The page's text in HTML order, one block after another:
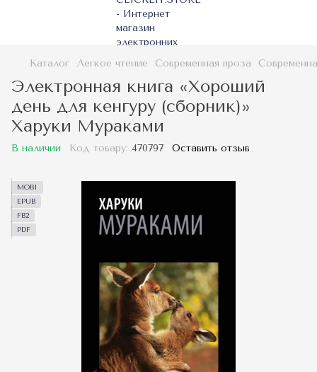
Каталог Легкое чтение Современная проза
Электронная книга «Хороший
день для кенгуру (сборник)»
Харуки Мураками
В наличии Код товару: 470797 Оставить отзыв
MOBI
EPUB
FB2
PDF